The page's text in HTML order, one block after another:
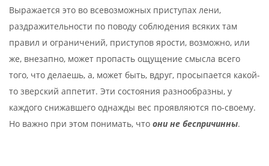
Выражается это во всевозможных приступах лени,
раздражительности по поводу соблюдения всяких там
правил и ограничений, приступов ярости, возможно, или
же, внезапно, может пропасть ощущение смысла всего
того, что делаешь, а, может быть, вдруг, просыпается какой-
то зверский аппетит. Эти состояния разнообразны, у
каждого снижавшего однажды вес проявляются по-своему.
Но важно при этом понимать, что они не беспричинны.